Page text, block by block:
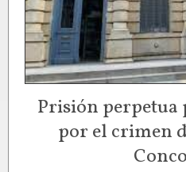
Prisión
por el crimen